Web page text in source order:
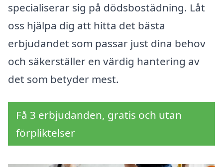
specialiserar sig på dödsbostädning. Låt
oss hjälpa dig att hitta det bästa
erbjudandet som passar just dina behov
och säkerställer en värdig hantering av
det som betyder mest.
Få 3 erbjudanden, gratis och utan
förpliktelser